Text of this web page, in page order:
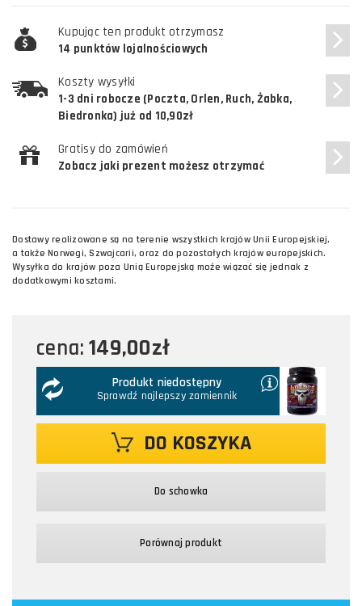
Kupując ten produkt otrzymasz
14 punktów lojalnościowych
Koszty wysyłki
1-3 dni robocze (Poczta, Orlen, Ruch, Żabka,
Biedronka) już od 10,90zł
Gratisy do zamówień
Zobacz jaki prezent możesz otrzymać
Dostawy realizowane są na terenie wszystkich krajów Unii Europejskiej,
a także Norwegi, Szwajcarii, oraz do pozostałych krajów europejskich.
Wysyłka do krajów poza Unią Europejską może wiązać się jednak z
dodatkowymi kosztami.
cena: 149,00zł
Produkt niedostępny
Sprawdź najlepszy zamiennik
DO KOSZYKA
Do schowka
Porównaj produkt